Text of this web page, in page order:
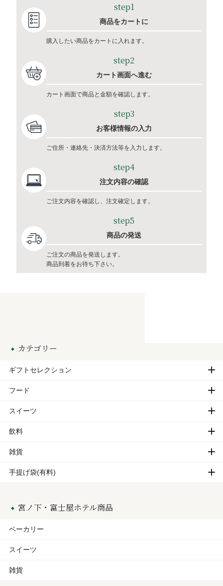
step1
商品をカートに
購入したい商品をカートに入れます。
step2
カート画面へ進む
カート画面で商品と金額を確認します。
step3
お客様情報の入力
ご住所・連絡先・決済方法等を入力します。
step4
注文内容の確認
ご注文内容を確認し、注文確定します。
step5
商品の発送
ご注文の商品を発送します。
商品到着をお待ち下さい。
カテゴリー
ギフトセレクション
フード
スイーツ
飲料
雑貨
手提げ袋(有料)
宮ノ下・富士屋ホテル商品
ベーカリー
スイーツ
雑貨